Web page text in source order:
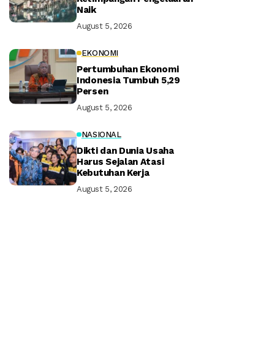
Naik
August 5, 2026
EKONOMI
Pertumbuhan Ekonomi
Indonesia Tumbuh 5,29
Persen
August 5, 2026
NASIONAL
Dikti dan Dunia Usaha
Harus Sejalan Atasi
Kebutuhan Kerja
August 5, 2026